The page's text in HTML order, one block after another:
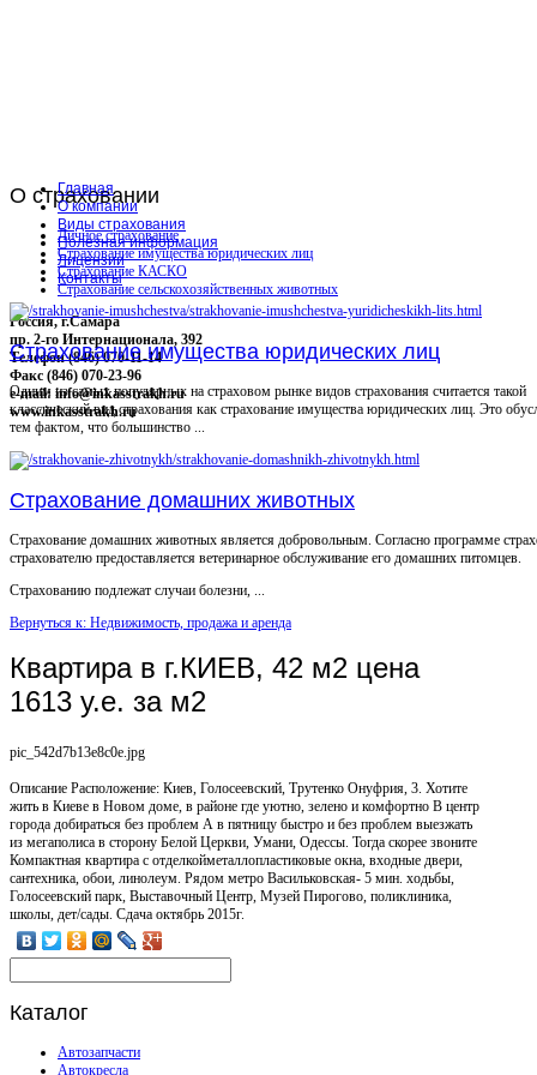
О страховании
Личное страхование
Страхование имущества юридических лиц
Страхование КАСКО
Страхование сельскохозяйственных животных
Россия, г.Самара
пр. 2-го Интернационала, 392
Телефон (846) 070-11-14
Факс (846) 070-23-96
e-mail: info@inkasstrakh.ru
www.inkasstrakh.ru
Главная
О компании
Виды страхования
Полезная информация
Лицензии
Контакты
Страхование имущества юридических лиц
Одним из самых популярных на страховом рынке видов страхования считается такой
классический вид страхования как страхование имущества юридических лиц. Это
тем фактом, что большинство ...
Страхование домашних животных
Страхование домашних животных является добровольным. Согласно программе
страхователю предоставляется ветеринарное обслуживание его домашних питомцев.
Страхованию подлежат случаи болезни, ...
Вернуться к: Недвижимость, продажа и аренда
Квартира в г.КИЕВ, 42 м2 цена
1613 у.е. за м2
pic_542d7b13e8c0e.jpg
Описание Расположение: Киев, Голосеевский, Трутенко Онуфрия, 3. Хотите
жить в Киеве в Новом доме, в районе где уютно, зелено и комфортно В центр
города добираться без проблем А в пятницу быстро и без проблем выезжать
из мегаполиса в сторону Белой Церкви, Умани, Одессы. Тогда скорее звоните
Компактная квартира с отделкойметаллопластиковые окна, входные двери,
сантехника, обои, линолеум. Рядом метро Васильковская- 5 мин. ходьбы,
Голосеевский парк, Выставочный Центр, Музей Пирогово, поликлиника,
школы, дет/сады. Сдача октябрь 2015г.
Каталог
Автозапчасти
Автокресла